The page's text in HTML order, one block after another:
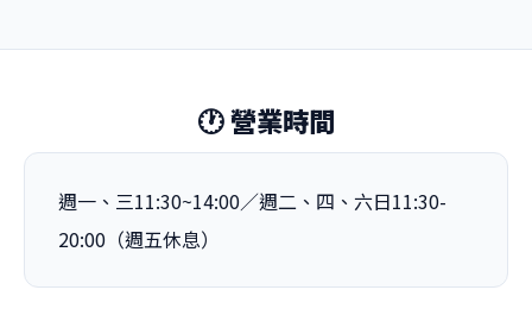
🕐 營業時間
週一、三11:30~14:00／週二、四、六日11:30-
20:00（週五休息）